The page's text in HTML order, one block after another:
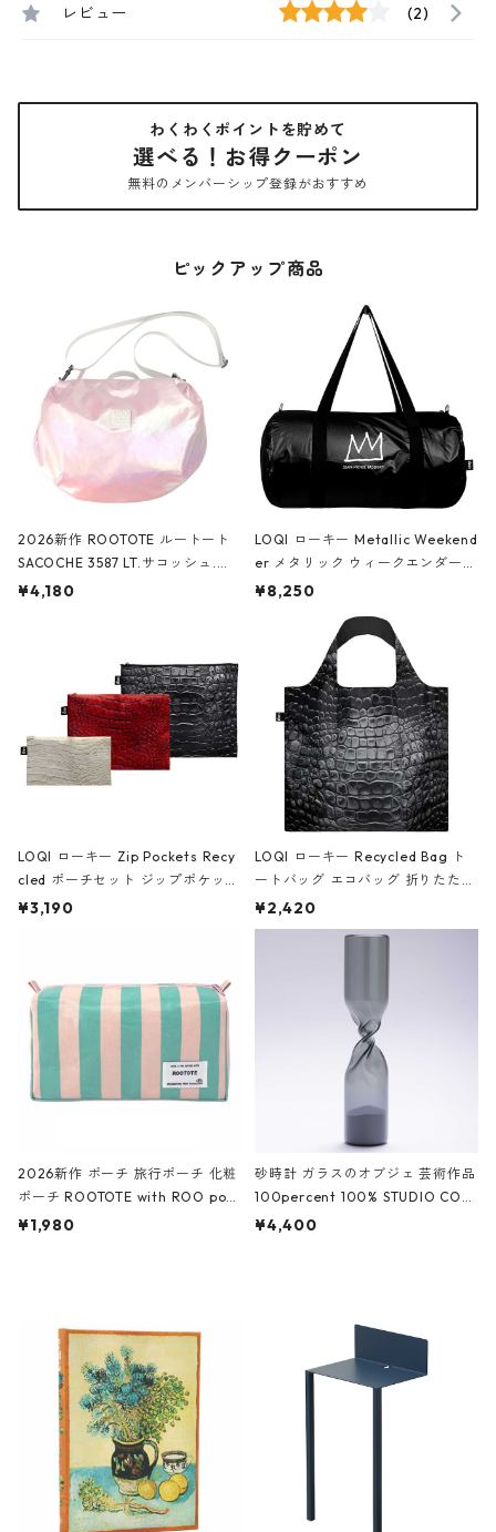
レビュー (2)
わくわくポイントを貯めて
選べる！お得クーポン
無料のメンバーシップ登録がおすすめ
ピックアップ商品
2026新作 ROOTOTE ルートート
SACOCHE 3587 LT.サコッシュ.ル
ミエ-B ショルダーバッグ グロスピ
¥4,180
LOQI ローキー Metallic Weekend
er メタリック ウィークエンダー
ボストンバッグ ショルダーバッグ
Black ジャン=ミッシェル・バスキ
ア/クラウン ブラック
¥8,250
LOQI ローキー Zip Pockets Recy
cled ポーチセット ジップポケット
ファスナーポーチ 撥水加工 トラベ
ーガンディー、オフホワイト
¥3,190
LOQI ローキー Recycled Bag ト
ートバッグ エコバッグ 折りたたみ
大きめ 撥水加工 収納ポーチ CRO
CODILE/Black クロコダイル/ブラ
¥2,420
2026新作 ポーチ 旅行ポーチ 化粧
ポーチ ROOTOTE with ROO pou
ch 3532 ルートート WR.ポーチ.ラ
¥1,980
砂時計 ガラスのオブジェ 芸術作品
100percent 100% STUDIO COH
AKU Timeless 100パーセント ス
¥4,400